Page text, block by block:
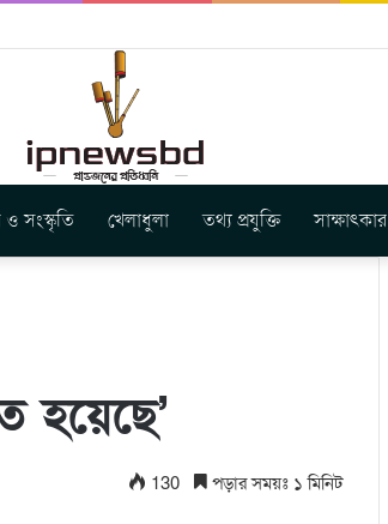
ও সংস্কৃতি খেলাধুলা তথ্য প্রযুক্তি সাক্ষাৎকার
হয়েছে’
130 পড়ার সময়ঃ ১ মিনিট